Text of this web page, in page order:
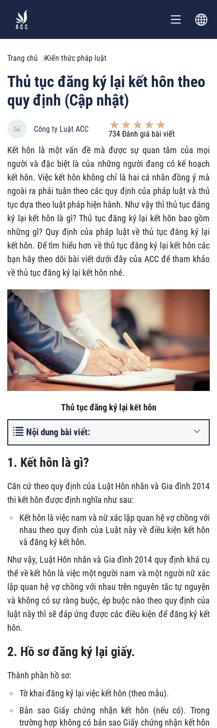
Trang chủ Kiến thức pháp luật
Thủ tục đăng ký lại kết hôn theo
quy định (Cập nhật)
Công ty Luật ACC
734 Đánh giá bài viết
Kết hôn là một vấn đề mà được sự quan tâm của mọi
người và đặc biệt là của những người đang có kế hoạch
kết hôn. Việc kết hôn không chỉ là hai cá nhân đồng ý mà
ngoài ra phải tuân theo các quy định của pháp luật và thủ
tục dựa theo luật pháp hiện hành. Như vậy thì thủ tục đăng
ký lại kết hôn là gì? Thủ tục đăng ký lại kết hôn bao gồm
những gì? Quy định của pháp luật về thủ tục đăng ký lại
kết hôn. Để tìm hiểu hơn về thủ tục đăng ký lại kết hôn các
bạn hãy theo dõi bài viết dưới đây của ACC để tham khảo
về thủ tục đăng ký lại kết hôn nhé.
Thủ tục đăng ký lại kết hôn
Nội dung bài viết:
1. Kết hôn là gì?
Căn cứ theo quy định của Luật Hôn nhân và Gia đình 2014
thi kết hôn được định nghĩa như sau:
Kết hôn là việc nam và nữ xác lập quan hệ vợ chồng với
nhau theo quy định của Luật này về điều kiện kết hôn
và đăng ký kết hôn.
Như vậy, Luật Hôn nhân và Gia đình 2014 quy định khá cụ
thể về kết hôn là việc một người nam và một người nữ xác
lập quan hệ vợ chồng với nhau trên nguyên tắc tự nguyện
và không có sự ràng buộc, ép buộc nào theo quy định của
luật này thì sẽ đáp ứng được các điều kiện để đăng ký kết
hôn.
2. Hồ sơ đăng ký lại giấy.
Thành phần hồ sơ:
Tờ khai đăng ký lại việc kết hôn (theo mẫu).
Bản sao Giấy chứng nhận kết hôn (nếu có). Trong
trường hợp không có bản sao Giấy chứng nhận kết hôn